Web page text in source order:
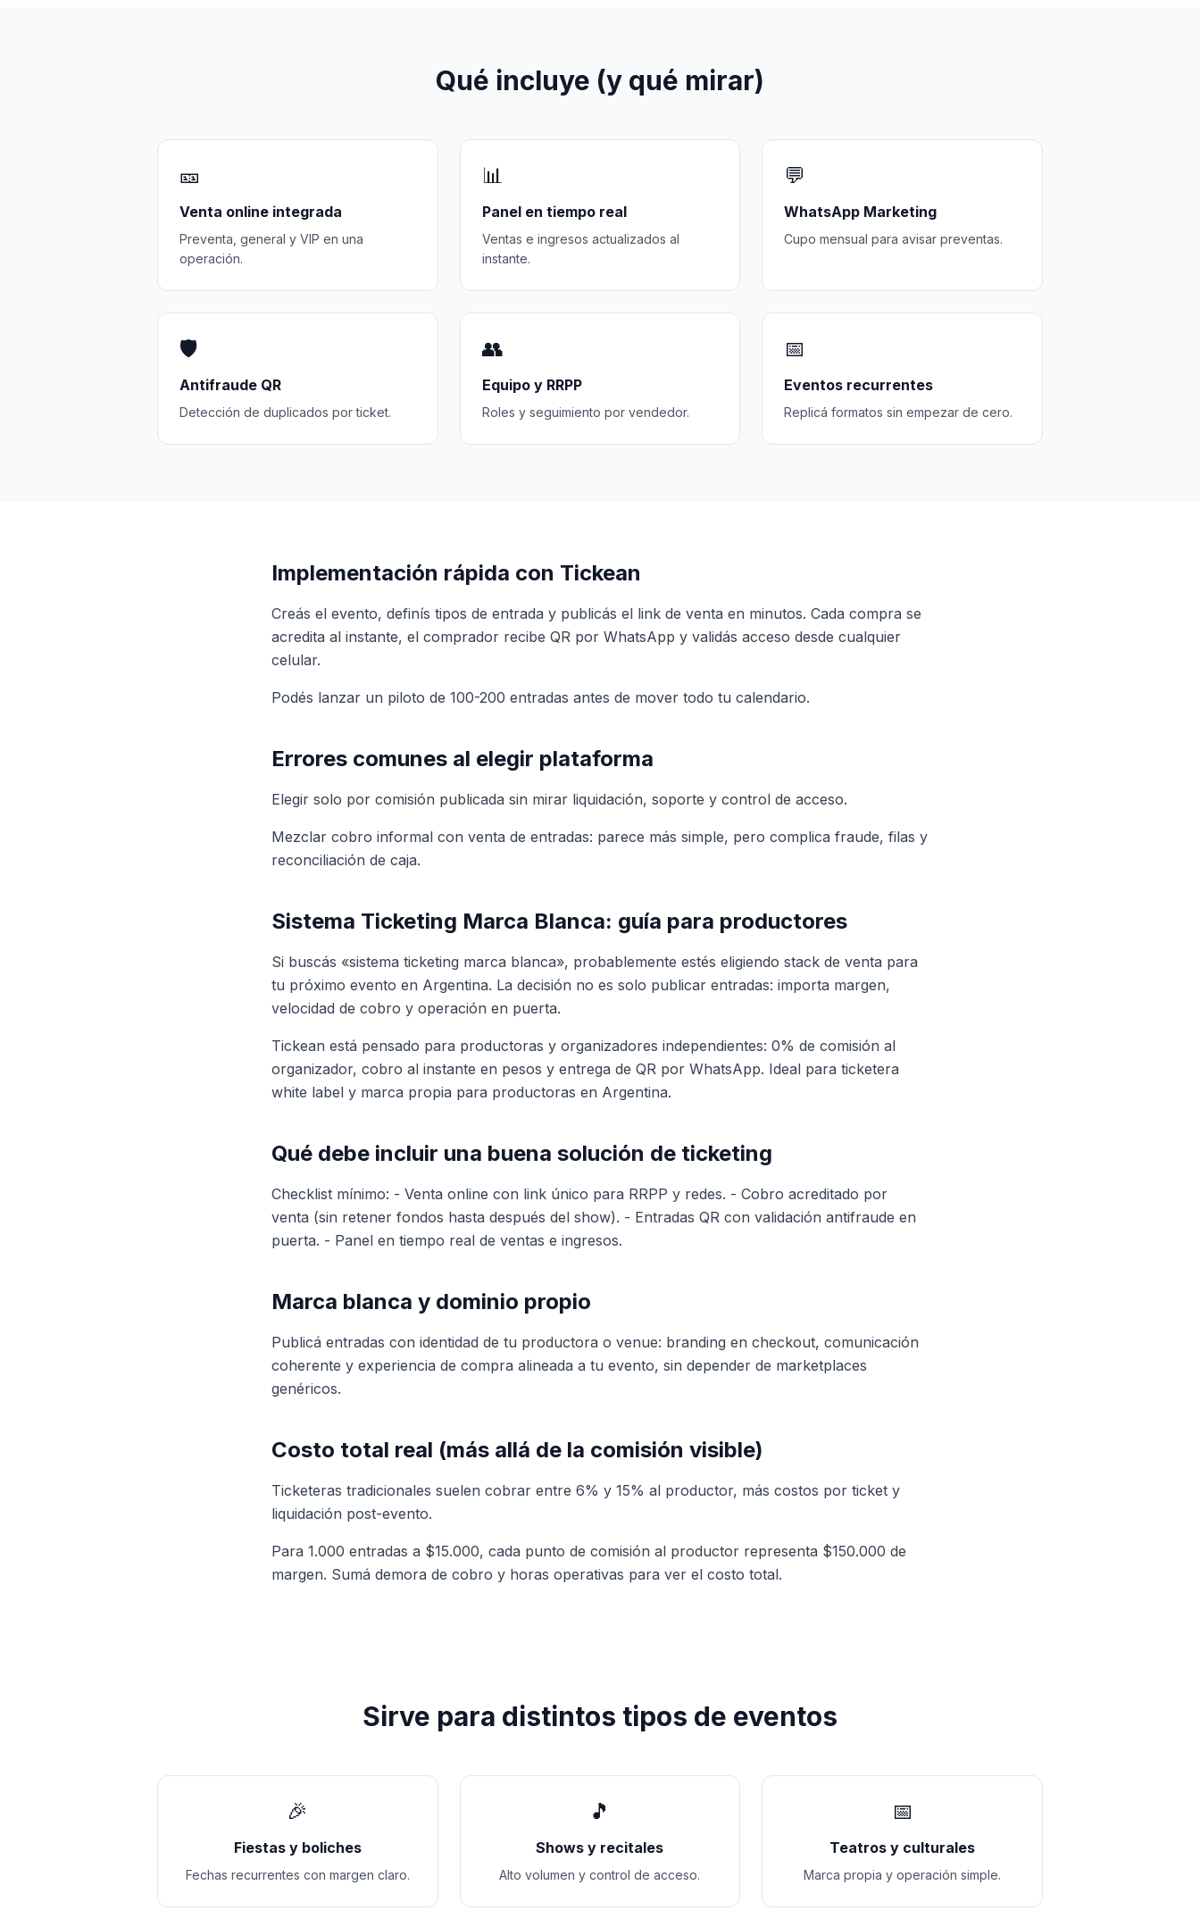
Qué incluye (y qué mirar)
🎫
Venta online integrada
Preventa, general y VIP en una
operación.
📊
Panel en tiempo real
Ventas e ingresos actualizados al
instante.
💬
WhatsApp Marketing
Cupo mensual para avisar preventas.
🛡️
Antifraude QR
Detección de duplicados por ticket.
👥
Equipo y RRPP
Roles y seguimiento por vendedor.
📅
Eventos recurrentes
Replicá formatos sin empezar de cero.
Implementación rápida con Tickean
Creás el evento, definís tipos de entrada y publicás el link de venta en minutos. Cada compra se
acredita al instante, el comprador recibe QR por WhatsApp y validás acceso desde cualquier
celular.
Podés lanzar un piloto de 100-200 entradas antes de mover todo tu calendario.
Errores comunes al elegir plataforma
Elegir solo por comisión publicada sin mirar liquidación, soporte y control de acceso.
Mezclar cobro informal con venta de entradas: parece más simple, pero complica fraude, filas y
reconciliación de caja.
Sistema Ticketing Marca Blanca: guía para productores
Si buscás «sistema ticketing marca blanca», probablemente estés eligiendo stack de venta para
tu próximo evento en Argentina. La decisión no es solo publicar entradas: importa margen,
velocidad de cobro y operación en puerta.
Tickean está pensado para productoras y organizadores independientes: 0% de comisión al
organizador, cobro al instante en pesos y entrega de QR por WhatsApp. Ideal para ticketera
white label y marca propia para productoras en Argentina.
Qué debe incluir una buena solución de ticketing
Checklist mínimo: - Venta online con link único para RRPP y redes. - Cobro acreditado por
venta (sin retener fondos hasta después del show). - Entradas QR con validación antifraude en
puerta. - Panel en tiempo real de ventas e ingresos.
Marca blanca y dominio propio
Publicá entradas con identidad de tu productora o venue: branding en checkout, comunicación
coherente y experiencia de compra alineada a tu evento, sin depender de marketplaces
genéricos.
Costo total real (más allá de la comisión visible)
Ticketeras tradicionales suelen cobrar entre 6% y 15% al productor, más costos por ticket y
liquidación post-evento.
Para 1.000 entradas a $15.000, cada punto de comisión al productor representa $150.000 de
margen. Sumá demora de cobro y horas operativas para ver el costo total.
Sirve para distintos tipos de eventos
🎉
Fiestas y boliches
Fechas recurrentes con margen claro.
🎵
Shows y recitales
Alto volumen y control de acceso.
📅
Teatros y culturales
Marca propia y operación simple.